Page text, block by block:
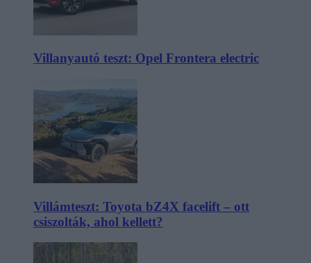
Villanyautó teszt: Opel Frontera electric
Villámteszt: Toyota bZ4X facelift – ott
csiszolták, ahol kellett?